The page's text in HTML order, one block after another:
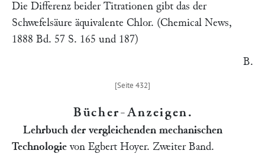
Die Differenz beider Titrationen gibt das der
Schwefelsäure äquivalente Chlor. (Chemical News,
1888 Bd. 57 S. 165 und 187)
B.
Bücher-Anzeigen .
Lehrbuch der vergleichenden mechanischen
Technologie von Egbert Hoyer. Zweiter Band.